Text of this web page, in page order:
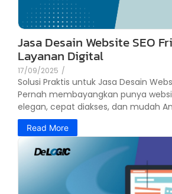
Jasa Desain Website SEO
Layanan Digital
17/09/2025 /
Solusi Praktis untuk Jasa Desain
Pernah membayangkan punya
elegan, cepat diakses, dan mudah
Read More